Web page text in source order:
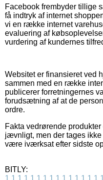
Facebook frembyder tillige
få indtryk af internet
vi en række internet
evaluering af
vurdering af kundernes
Websitet er finansieret ved
sammen med en række
publicerer forretningernes
forudsætning af at de
ordre.
Fakta vedrørende
jævnligt, men der tages
være iværksat efter sidste
BITLY:
1 1 1 1 1 1 1 1 1 1 1 1 1 1 1